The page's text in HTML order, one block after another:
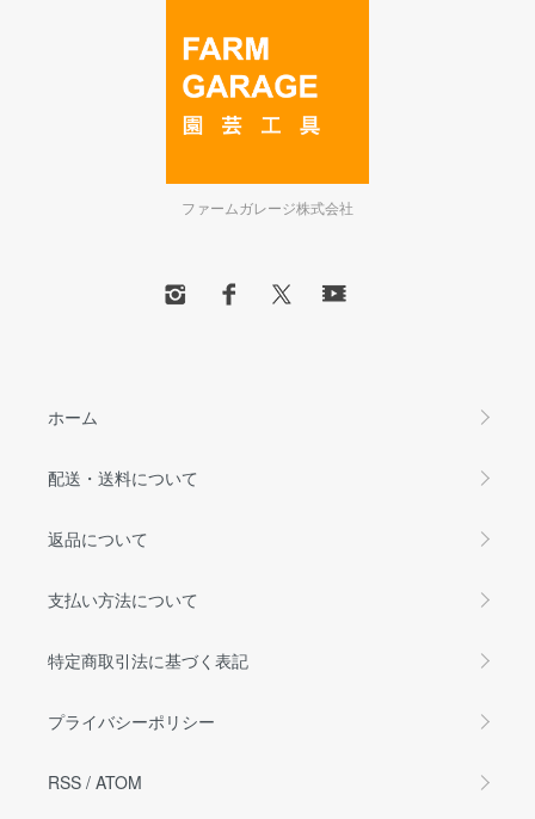
ファームガレージ株式会社
ホーム
配送・送料について
返品について
支払い方法について
特定商取引法に基づく表記
プライバシーポリシー
RSS / ATOM